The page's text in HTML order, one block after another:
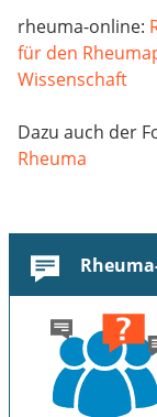
rheuma-online:
für den
Wissenschaft
Dazu auch der
Rheuma